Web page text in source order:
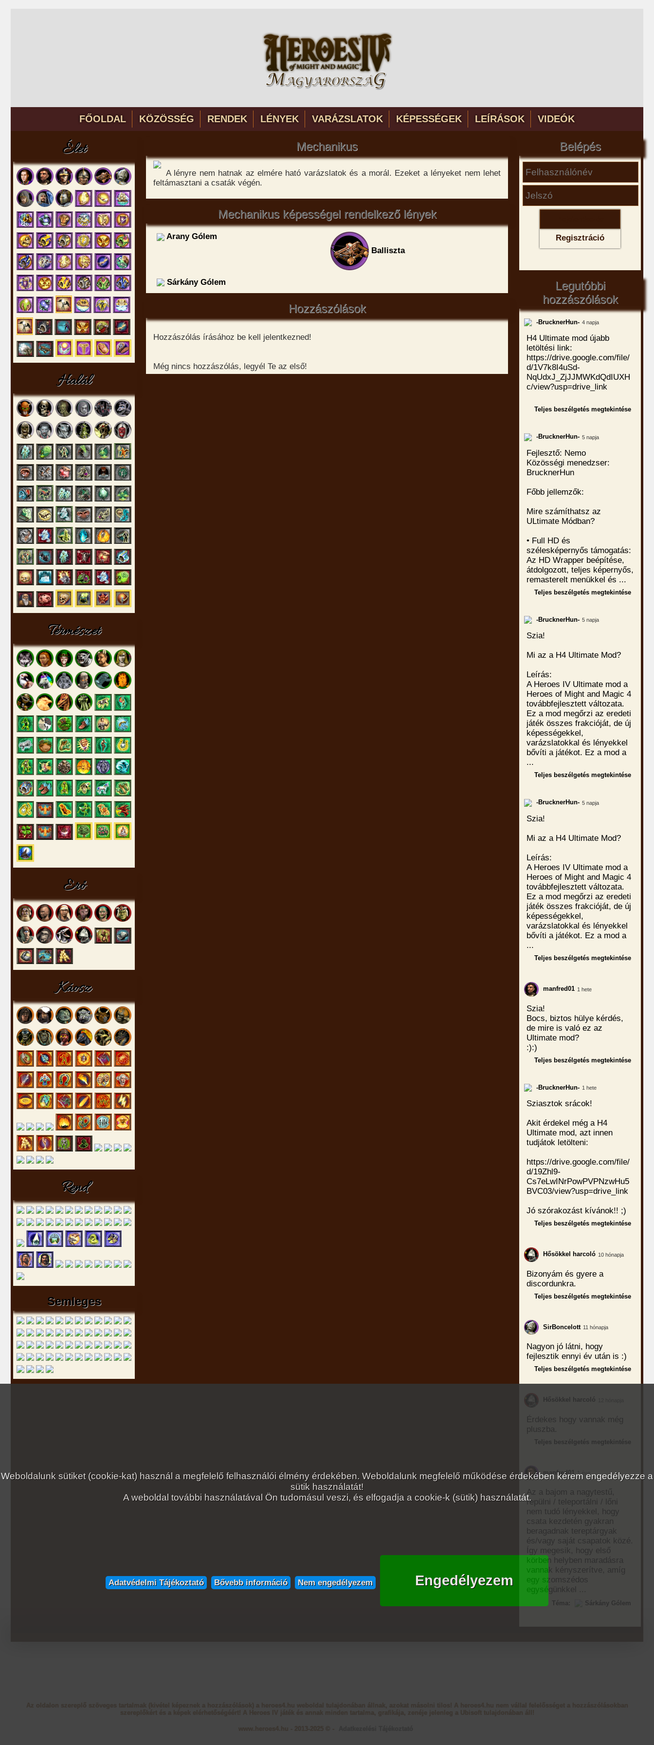
FŐOLDAL KÖZÖSSÉG RENDEK LÉNYEK VARÁZSLATOK KÉPESSÉGEK LEÍRÁSOK VIDEÓK
Élet
Halál
Természet
Erő
Káosz
Rend
Semleges
Mechanikus
A lényre nem hatnak az elmére ható varázslatok és a morál. Ezeket a lényeket nem lehet
feltámasztani a csaták végén.
Mechanikus képességel rendelkező lények
Arany Gólem
Balliszta
Sárkány Gólem
Hozzászólások
Hozzászólás írásához be kell jelentkezned!
Még nincs hozzászólás, legyél Te az első!
Weboldalunk sütiket (cookie-kat) használ a megfelelő felhasználói élmény érdekében. Weboldalunk megfelelő működése érdekében kérem engedélyezze a
sütik használatát!
A weboldal további használatával Ön tudomásul veszi, és elfogadja a cookie-k (sütik) használatát.
Adatvédelmi Tájékoztató Bővebb információ Nem engedélyezem Engedélyezem
Belépés
Regisztráció
Legutóbbi
hozzászólások
-BrucknerHun- 4 napja
H4 Ultimate mod újabb
letöltési link:
https://drive.google.com/file/
d/1V7k8I4uSd-
NqUdxJ_ZjJJMWKdQdIUXH
c/view?usp=drive_link
Teljes beszélgetés megtekintése
-BrucknerHun- 5 napja
Fejlesztő: Nemo
Közösségi menedzser:
BrucknerHun
Főbb jellemzők:
Mire számíthatsz az
ULtimate Módban?
• Full HD és
szélesképernyős támogatás:
Az HD Wrapper beépítése,
átdolgozott, teljes képernyős,
remasterelt menükkel és ...
Teljes beszélgetés megtekintése
-BrucknerHun- 5 napja
Szia!
Mi az a H4 Ultimate Mod?
Leírás:
A Heroes IV Ultimate mod a
Heroes of Might and Magic 4
továbbfejlesztett változata.
Ez a mod megőrzi az eredeti
játék összes frakcióját, de új
képességekkel,
varázslatokkal és lényekkel
bővíti a játékot. Ez a mod a
...
Teljes beszélgetés megtekintése
-BrucknerHun- 5 napja
Szia!
Mi az a H4 Ultimate Mod?
Leírás:
A Heroes IV Ultimate mod a
Heroes of Might and Magic 4
továbbfejlesztett változata.
Ez a mod megőrzi az eredeti
játék összes frakcióját, de új
képességekkel,
varázslatokkal és lényekkel
bővíti a játékot. Ez a mod a
...
Teljes beszélgetés megtekintése
manfred01 1 hete
Szia!
Bocs, biztos hülye kérdés,
de mire is való ez az
Ultimate mod?
:):)
Teljes beszélgetés megtekintése
-BrucknerHun- 1 hete
Sziasztok srácok!
Akit érdekel még a H4
Ultimate mod, azt innen
tudjátok letölteni:
https://drive.google.com/file/
d/19Zhl9-
Cs7eLwINrPowPVPNzwHu5
BVC03/view?usp=drive_link
Jó szórakozást kívánok!! ;)
Teljes beszélgetés megtekintése
Hősökkel harcoló 10 hónapja
Bizonyám és gyere a
discordunkra.
Teljes beszélgetés megtekintése
SirBoncelott 11 hónapja
Nagyon jó látni, hogy
fejlesztik ennyi év után is :)
Teljes beszélgetés megtekintése
Hősökkel harcoló
Érdekes hogy vannak még
pluszba.
Teljes beszélgetés megtekintése
manfred01
Az a bajom a nagytestű,
repülni / teleportálni / lőni
nem tudó lényekkel, hogy
csata kezdetén gyakran
beragadnak tereptárgyak
és/vagy saját csapatok közé.
Így megesik, hogy első
körben helyben maradásra
vannak kényszerítve, amíg
egy szomszédos
egységünkkel ...
Téma: Sárkány Gólem